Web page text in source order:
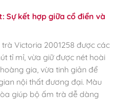
Sự kết hợp giữa cổ điển và
Victoria 2001258 được các
tỉ mỉ, vừa giữ được nét hoài
gia, vừa tinh giản để
nội thất đương đại. Màu
giúp bộ ấm trà dễ dàng